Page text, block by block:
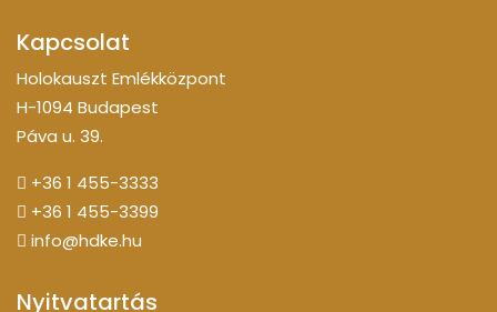
Kapcsolat
Holokauszt Emlékközpont
H-1094 Budapest
Páva u. 39.
+36 1 455-3333
+36 1 455-3399
info@hdke.hu
Nyitvatartás